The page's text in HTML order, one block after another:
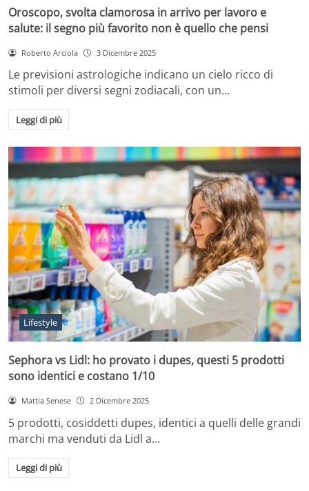
Oroscopo, svolta clamorosa in arrivo per lavoro e
salute: il segno più favorito non è quello che pensi
Roberto Arciola 3 Dicembre 2025
Le previsioni astrologiche indicano un cielo ricco di
stimoli per diversi segni zodiacali, con un…
Leggi di più
Lifestyle
Sephora vs Lidl: ho provato i dupes, questi 5 prodotti
sono identici e costano 1/10
Mattia Senese 2 Dicembre 2025
5 prodotti, cosiddetti dupes, identici a quelli delle grandi
marchi ma venduti da Lidl a…
Leggi di più